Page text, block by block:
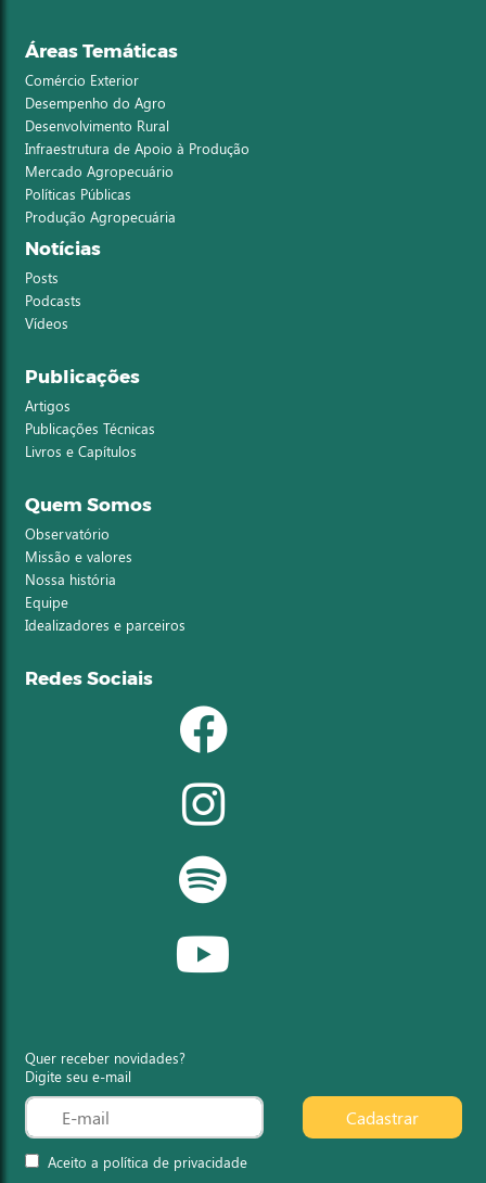
Áreas Temáticas
Comércio Exterior
Desempenho do Agro
Desenvolvimento Rural
Infraestrutura de Apoio à Produção
Mercado Agropecuário
Políticas Públicas
Produção Agropecuária
Notícias
Posts
Podcasts
Vídeos
Publicações
Artigos
Publicações Técnicas
Livros e Capítulos
Quem Somos
Observatório
Missão e valores
Nossa história
Equipe
Idealizadores e parceiros
Redes Sociais
Quer receber novidades?
Digite seu e-mail
Aceito a política de privacidade
Cadastrar